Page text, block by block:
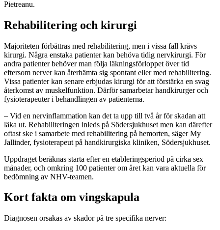
Pietreanu.
Rehabilitering och kirurgi
Majoriteten förbättras med rehabilitering, men i vissa fall krävs
kirurgi. Några enstaka patienter kan behöva tidig nervkirurgi. För
andra patienter behöver man följa läkningsförloppet över tid
eftersom nerver kan återhämta sig spontant eller med rehabilitering.
Vissa patienter kan senare erbjudas kirurgi för att förstärka en svag
återkomst av muskelfunktion. Därför samarbetar handkirurger och
fysioterapeuter i behandlingen av patienterna.
– Vid en nervinflammation kan det ta upp till två år för skadan att
läka ut. Rehabiliteringen inleds på Södersjukhuset men kan därefter
oftast ske i samarbete med rehabilitering på hemorten, säger My
Jallinder, fysioterapeut på handkirurgiska kliniken, Södersjukhuset.
Uppdraget beräknas starta efter en etableringsperiod på cirka sex
månader, och omkring 100 patienter om året kan vara aktuella för
bedömning av NHV-teamen.
Kort fakta om vingskapula
Diagnosen orsakas av skador på tre specifika nerver: